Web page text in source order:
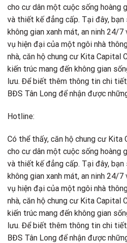
cho cư dân một cuộc sống hoàng
và thiết kế đẳng cấp. Tại đây,
không gian xanh mát, an ninh 24/
vụ hiện đại của một ngôi nhà
nhà, căn hộ chung cư Kita
kiến trúc mang đến không gian
lưu. Để biết thêm thông tin chi
BĐS Tân Long để nhận được
Hotline:
Có thể thấy, căn hộ chung cư Kita
cho cư dân một cuộc sống hoàng
và thiết kế đẳng cấp. Tại đây,
không gian xanh mát, an ninh 24/
vụ hiện đại của một ngôi nhà
nhà, căn hộ chung cư Kita
kiến trúc mang đến không gian
lưu. Để biết thêm thông tin chi
BĐS Tân Long để nhận được